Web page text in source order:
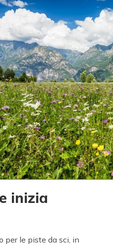
inizia
per le piste da sci, in